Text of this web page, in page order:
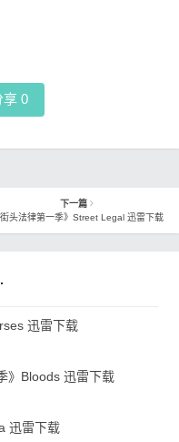
享 0
下一篇
街头法律第一季》Street Legal 迅雷下载
迅雷下载
》Bloods 迅雷下载
迅雷下载